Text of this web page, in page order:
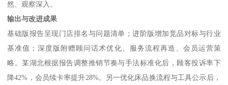
然、观察深入。
输出与改进成果
基础版报告呈现门店排名与问题清单；进阶版增加竞品对标与行业
基准值；深度版附赠顾问话术优化、服务流程再造、会员运营策
略。某湖北根据报告调整推销节奏与手法标准化后，顾客投诉率下
降42% ，会员续卡率提升28%。另一优化床品换流程与工具公示后，